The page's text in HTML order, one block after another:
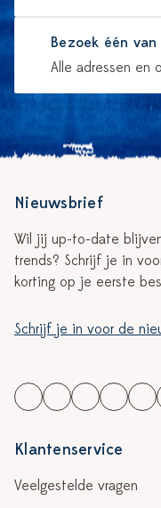
Bezoek één
Alle adressen en
Nieuwsbrief
Wil jij up-to-date
trends? Schrijf je in
korting op je eerste
Schrijf je in voor de
Klantenservice
Veelgestelde vragen